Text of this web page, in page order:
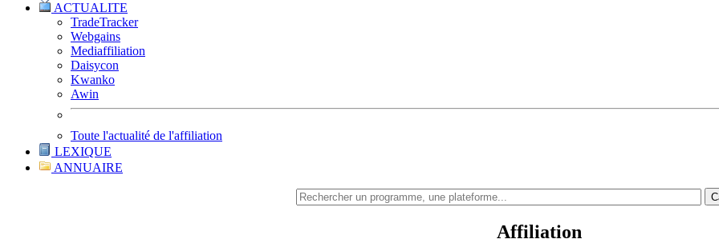
ACTUALITE
TradeTracker
Webgains
Mediaffiliation
Daisycon
Kwanko
Awin
Toute l'actualité de l'affiliation
LEXIQUE
ANNUAIRE
Affiliation